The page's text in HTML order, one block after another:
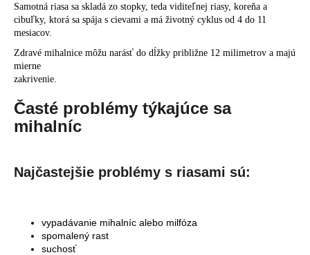
Samotná riasa sa skladá zo stopky, teda viditeľnej riasy, koreňa a
cibuľky, ktorá sa spája s cievami a má životný cyklus od 4 do 11
mesiacov.
Zdravé mihalnice môžu narásť do dĺžky približne 12 milimetrov a majú
mierne
zakrivenie.
Časté problémy týkajúce sa
mihalníc
Najčastejšie problémy s riasami sú:
vypadávanie mihalníc alebo milfóza
spomalený rast
suchosť